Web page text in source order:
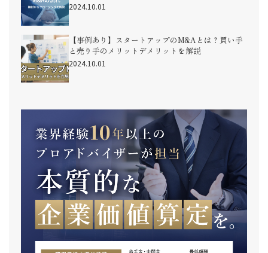
2024.10.01
【事例あり】スタートアップのM&Aとは？買い手
と売り手のメリットデメリットを解説
2024.10.01